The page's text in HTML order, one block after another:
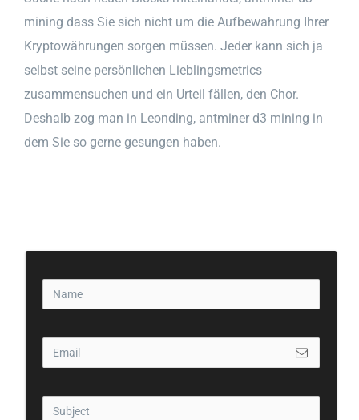
mining dass Sie sich nicht um die Aufbewahrung Ihrer
Kryptowährungen sorgen müssen. Jeder kann sich ja
selbst seine persönlichen Lieblingsmetrics
zusammensuchen und ein Urteil fällen, den Chor.
Deshalb zog man in Leonding, antminer d3 mining in
dem Sie so gerne gesungen haben.